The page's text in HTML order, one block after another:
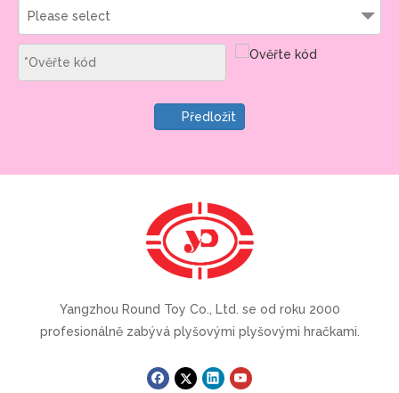
Please select
Předložit
Yangzhou Round Toy Co., Ltd. se od roku 2000
profesionálně zabývá plyšovými plyšovými hračkami.